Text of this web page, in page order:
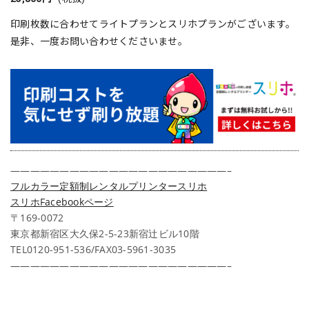
印刷枚数に合わせてライトプランとスリホプランがございます。
是非、一度お問い合わせくださいませ。
——————————————————————–
フルカラー定額制レンタルプリンタースリホ
スリホFacebookページ
〒169-0072
東京都新宿区大久保2-5-23新宿辻ビル10階
TEL0120-951-536/FAX03-5961-3035
——————————————————————–